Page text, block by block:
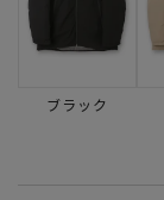
ブラック